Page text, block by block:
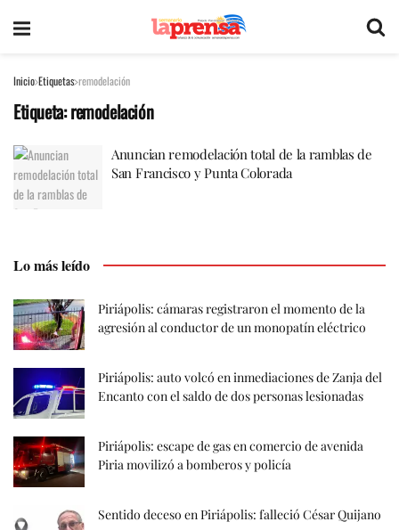
Inicio Etiquetas remodelación
Etiqueta:remodelación
Anuncian remodelación total de la ramblas de
San Francisco y Punta Colorada
Lo más leído
Piriápolis: cámaras registraron el momento de la
agresión al conductor de un monopatín eléctrico
Piriápolis: auto volcó en inmediaciones de Zanja del
Encanto con el saldo de dos personas lesionadas
Piriápolis: escape de gas en comercio de avenida
Piria movilizó a bomberos y policía
Sentido deceso en Piriápolis: falleció César Quijano